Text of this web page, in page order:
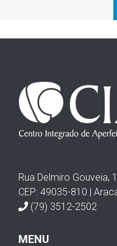
Rua Delmiro Gouveia,
CEP: 49035-810 |
(79) 3512-2502
MENU